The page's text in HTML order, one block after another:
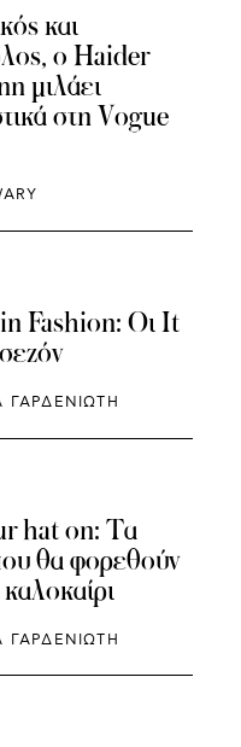
και
ο Haider
μιλάει
στη Vogue
Fashion: Οι It
hat on: Τα
θα φορεθούν